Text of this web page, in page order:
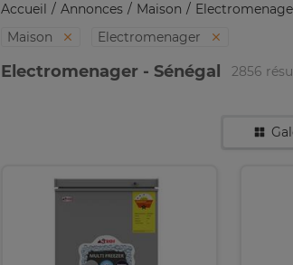
Accueil Annonces Maison
Maison
Electromenager
Electromenager - Sénégal 2856